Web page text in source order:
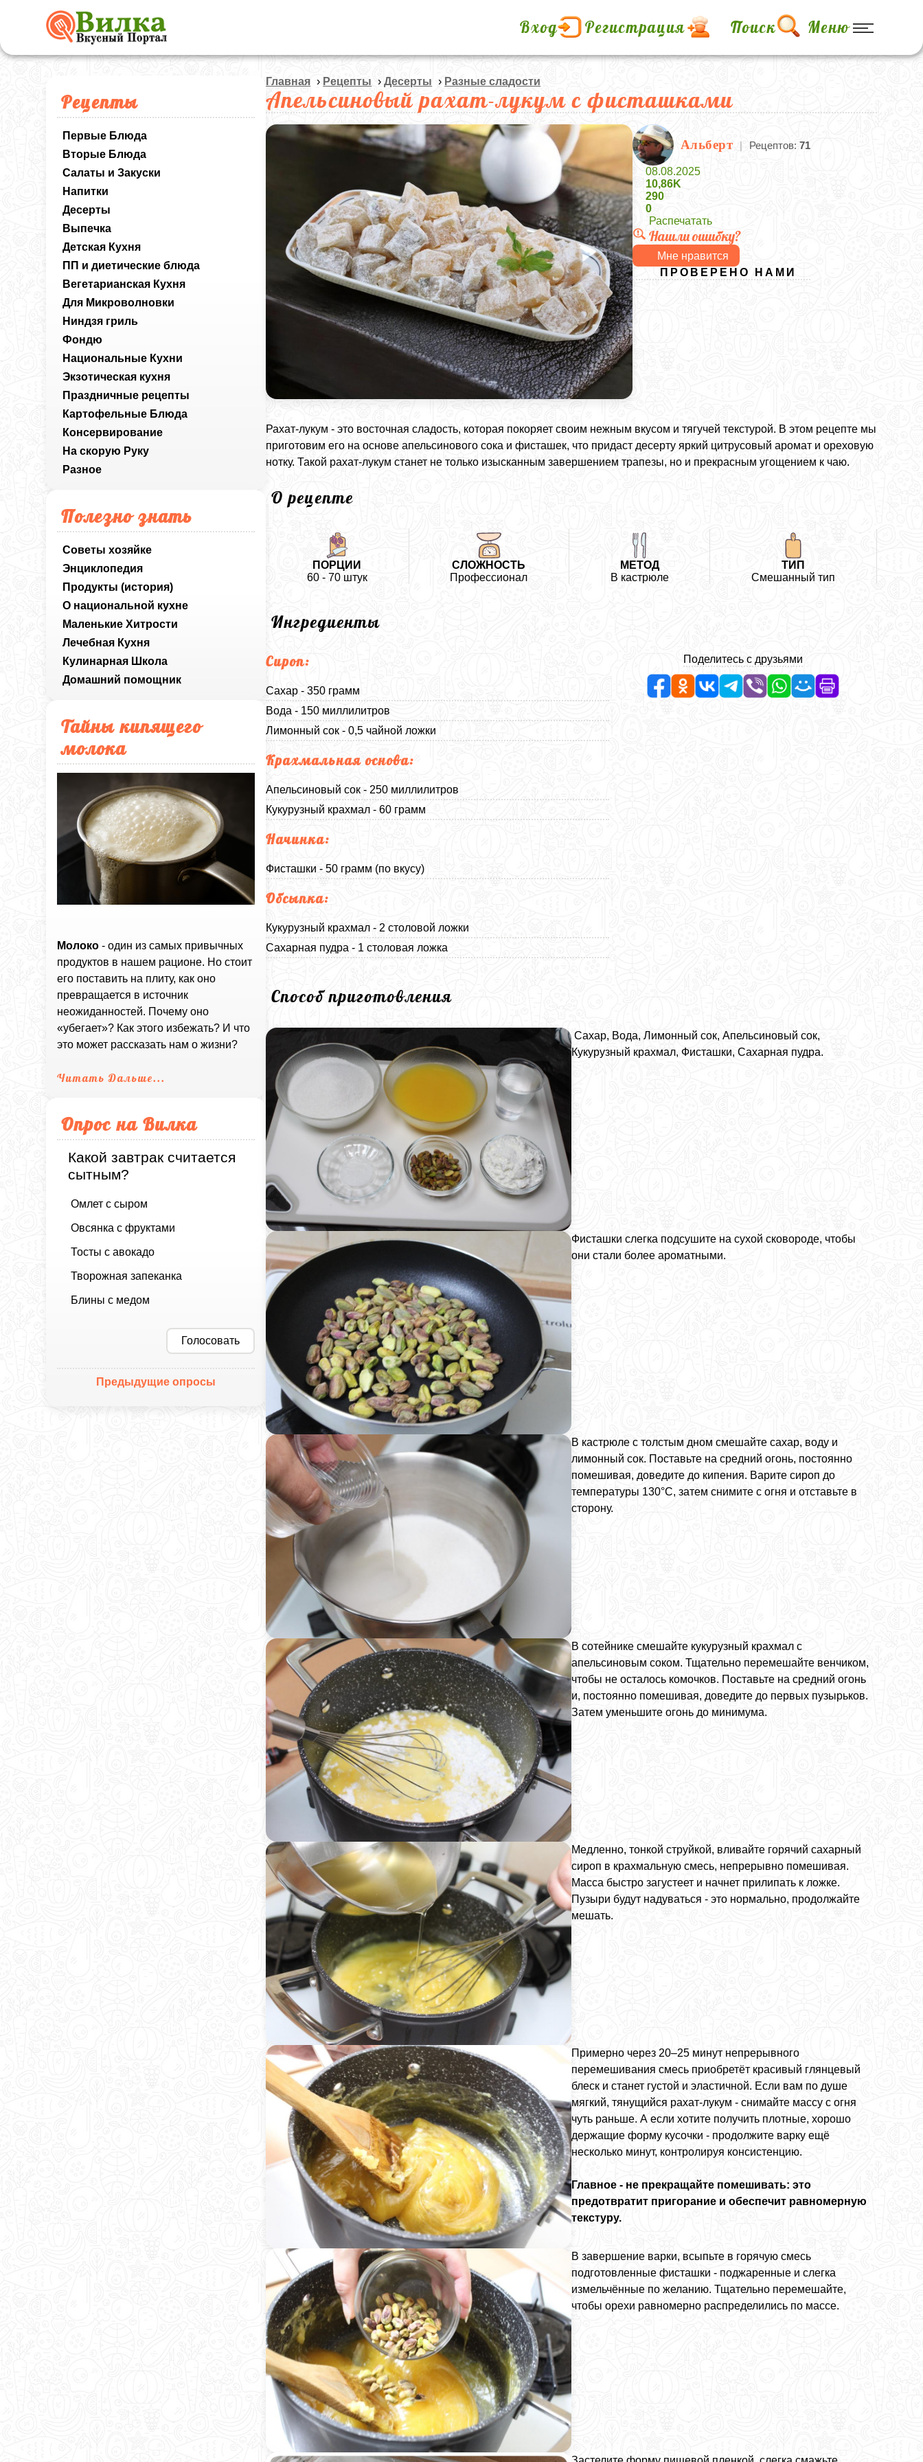
Вход Регистрация Поиск Меню
Рецепты
Первые Блюда
Вторые Блюда
Салаты и Закуски
Напитки
Десерты
Выпечка
Детская Кухня
ПП и диетические блюда
Вегетарианская Кухня
Для Микроволновки
Ниндзя гриль
Фондю
Национальные Кухни
Экзотическая кухня
Праздничные рецепты
Картофельные Блюда
Консервирование
На скорую Руку
Разное
Полезно знать
Советы хозяйке
Энциклопедия
Продукты (история)
О национальной кухне
Маленькие Хитрости
Лечебная Кухня
Кулинарная Школа
Домашний помощник
Тайны кипящего
молока
Молоко - один из самых привычных
продуктов в нашем рационе. Но стоит
его поставить на плиту, как оно
превращается в источник
неожиданностей. Почему оно
«убегает»? Как этого избежать? И что
это может рассказать нам о жизни?
Читать Дальше...
Опрос на Вилка
Какой завтрак считается
сытным?
Омлет с сыром
Овсянка с фруктами
Тосты с авокадо
Творожная запеканка
Блины с медом
Голосовать
Предыдущие опросы
Главная › Рецепты ›Десерты › Разные сладости
Апельсиновый рахат-лукум с фисташками
Альберт | Рецептов:71
08.08.2025
10,86K
290
0
Распечатать
Нашли ошибку?
Мне нравится
ПРОВЕРЕНО НАМИ
Рахат-лукум - это восточная сладость, которая покоряет своим нежным вкусом и тягучей текстурой. В этом рецепте мы
приготовим его на основе апельсинового сока и фисташек, что придаст десерту яркий цитрусовый аромат и ореховую
нотку. Такой рахат-лукум станет не только изысканным завершением трапезы, но и прекрасным угощением к чаю.
О рецепте
ПОРЦИИ
60 - 70 штук
СЛОЖНОСТЬ
Профессионал
МЕТОД
В кастрюле
ТИП
Смешанный тип
Ингредиенты
Сироп:
Сахар - 350 грамм
Вода - 150 миллилитров
Лимонный сок - 0,5 чайной ложки
Крахмальная основа:
Апельсиновый сок - 250 миллилитров
Кукурузный крахмал - 60 грамм
Начинка:
Фисташки - 50 грамм (по вкусу)
Обсыпка:
Кукурузный крахмал - 2 столовой ложки
Сахарная пудра - 1 столовая ложка
Поделитесь с друзьями
Способ приготовления
Сахар, Вода, Лимонный сок, Апельсиновый сок,
Кукурузный крахмал, Фисташки, Сахарная пудра.
Фисташки слегка подсушите на сухой сковороде, чтобы
они стали более ароматными.
В кастрюле с толстым дном смешайте сахар, воду и
лимонный сок. Поставьте на средний огонь, постоянно
помешивая, доведите до кипения. Варите сироп до
температуры 130°C, затем снимите с огня и отставьте в
сторону.
В сотейнике смешайте кукурузный крахмал с
апельсиновым соком. Тщательно перемешайте венчиком,
чтобы не осталось комочков. Поставьте на средний огонь
и, постоянно помешивая, доведите до первых пузырьков.
Затем уменьшите огонь до минимума.
Медленно, тонкой струйкой, вливайте горячий сахарный
сироп в крахмальную смесь, непрерывно помешивая.
Масса быстро загустеет и начнет прилипать к ложке.
Пузыри будут надуваться - это нормально, продолжайте
мешать.
Примерно через 20–25 минут непрерывного
перемешивания смесь приобретёт красивый глянцевый
блеск и станет густой и эластичной. Если вам по душе
мягкий, тянущийся рахат-лукум - снимайте массу с огня
чуть раньше. А если хотите получить плотные, хорошо
держащие форму кусочки - продолжите варку ещё
несколько минут, контролируя консистенцию.
Главное - не прекращайте помешивать: это
предотвратит пригорание и обеспечит равномерную
текстуру.
В завершение варки, всыпьте в горячую смесь
подготовленные фисташки - поджаренные и слегка
измельчённые по желанию. Тщательно перемешайте,
чтобы орехи равномерно распределились по массе.